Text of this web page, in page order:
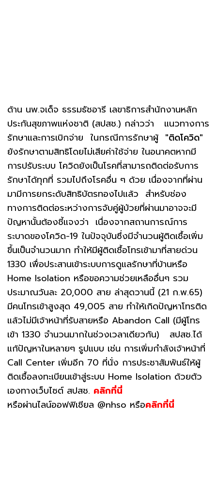
ด้าน นพ.จเด็จ ธรรมธัชอารี เลขาธิการสำนักงานหลัก
ประกันสุขภาพแห่งชาติ (สปสช.) กล่าวว่า แนวทางการ
รักษาและการเบิกจ่าย ในกรณีการรักษาผู้ "ติดโควิด"
ยังรักษาตามสิทธิโดยไม่เสียค่าใช้จ่าย ในอนาคตหากมี
การปรับระบบ โควิดยังเป็นโรคที่สามารถติดต่อรับการ
รักษาได้ทุกที่ รวมไปถึงโรคอื่น ๆ ด้วย เนื่องจากที่ผ่าน
มามีการยกระดับสิทธิบัตรทองไปแล้ว สำหรับช่อง
ทางการติดต่อระหว่างการจับคู่ผู้ป่วยที่ผ่านมาอาจจะมี
ปัญหานั้นต้องชี้แจงว่า เนื่องจากสถานการณ์การ
ระบาดของโควิด-19 ในปัจจุบันซึ่งมีจำนวนผู้ติดเชื้อเพิ่ม
ขึ้นเป็นจำนวนมาก ทำให้มีผู้ติดเชื้อโทรเข้ามาที่สายด่วน
1330 เพื่อประสานเข้าระบบการดูแลรักษาที่บ้านหรือ
Home Isolation หรือขอความช่วยเหลืออื่นๆ รวม
ประมาณวันละ 20,000 สาย ล่าสุดวานนี้ (21 ก.พ.65)
มีคนโทรเข้าสูงสุด 49,005 สาย ทำให้เกิดปัญหาโทรติด
แล้วไม่มีเจ้าหน้าที่รับสายหรือ Abandon Call (มีผู้โทร
เข้า 1330 จำนวนมากในช่วงเวลาเดียวกัน) สปสช.ได้
แก้ปัญหาในหลายๆ รูปแบบ เช่น การเพิ่มกำลังเจ้าหน้าที่
Call Center เพิ่มอีก 70 ที่นั่ง การประชาสัมพันธ์ให้ผู้
ติดเชื้อลงทะเบียนเข้าสู่ระบบ Home Isolation ด้วยตัว
เองทางเว็บไซต์ สปสช. คลิกที่นี่
หรือผ่านไลน์ออฟฟิเชียล @nhso หรือคลิกที่นี่